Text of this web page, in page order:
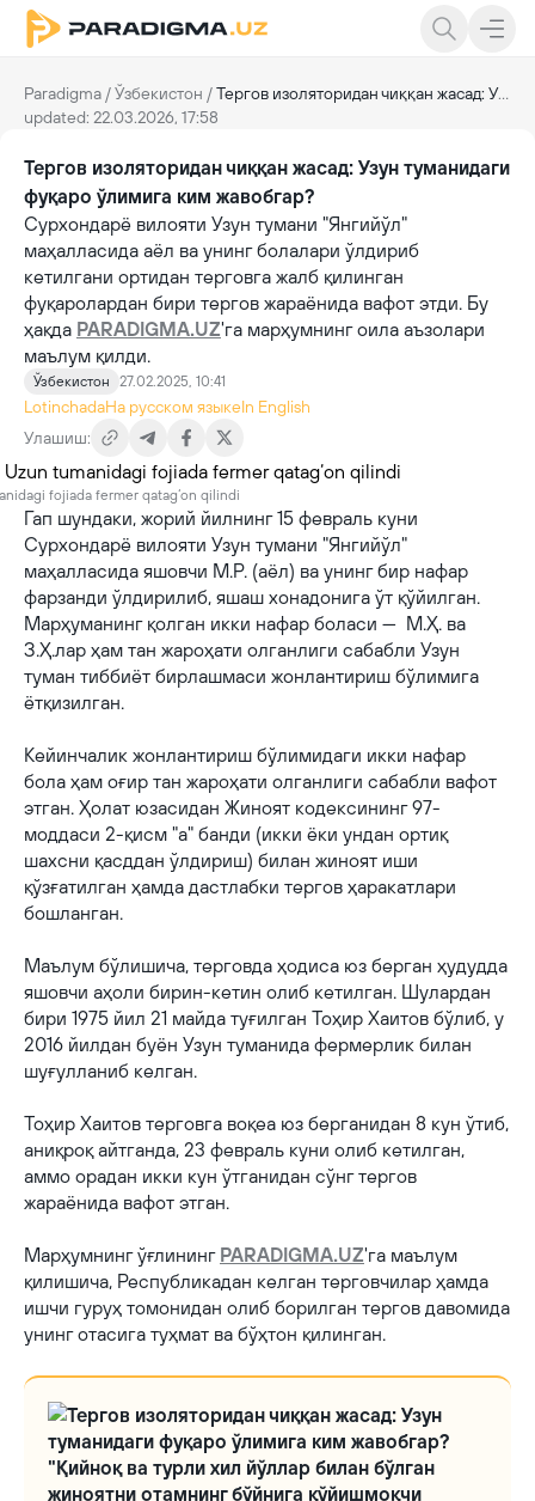
Paradigma /Ўзбекистон /Тергов изоляторидан чиққан жасад: Узун туманидаги фуқаро ўлимига ким жавобгар?
updated: 22.03.2026, 17:58
Тергов изоляторидан чиққан жасад: Узун туманидаги
фуқаро ўлимига ким жавобгар?
Сурхондарё вилояти Узун тумани "Янгийўл"
маҳалласида аёл ва унинг болалари ўлдириб
кетилгани ортидан терговга жалб қилинган
фуқаролардан бири тергов жараёнида вафот этди. Бу
ҳақда PARADIGMA.UZ'га марҳумнинг оила аъзолари
маълум қилди.
Ўзбекистон 27.02.2025, 10:41
LotinchadaНа русском языкеIn English
Улашиш:
fojiada fermer qatag‘on qilindi
Гап шундаки, жорий йилнинг 15 февраль куни
Сурхондарё вилояти Узун тумани "Янгийўл"
маҳалласида яшовчи М.Р. (аёл) ва унинг бир нафар
фарзанди ўлдирилиб, яшаш хонадонига ўт қўйилган.
Марҳуманинг қолган икки нафар боласи — М.Ҳ. ва
З.Ҳ.лар ҳам тан жароҳати олганлиги сабабли Узун
туман тиббиёт бирлашмаси жонлантириш бўлимига
ётқизилган.
Кейинчалик жонлантириш бўлимидаги икки нафар
бола ҳам оғир тан жароҳати олганлиги сабабли вафот
этган. Ҳолат юзасидан Жиноят кодексининг 97-
моддаси 2-қисм "а" банди (икки ёки ундан ортиқ
шахсни қасддан ўлдириш) билан жиноят иши
қўзғатилган ҳамда дастлабки тергов ҳаракатлари
бошланган.
Маълум бўлишича, терговда ҳодиса юз берган ҳудудда
яшовчи аҳоли бирин-кетин олиб кетилган. Шулардан
бири 1975 йил 21 майда туғилган Тоҳир Хаитов бўлиб, у
2016 йилдан буён Узун туманида фермерлик билан
шуғулланиб келган.
Тоҳир Хаитов терговга воқеа юз берганидан 8 кун ўтиб,
аниқроқ айтганда, 23 февраль куни олиб кетилган,
аммо орадан икки кун ўтганидан сўнг тергов
жараёнида вафот этган.
Марҳумнинг ўғлининг PARADIGMA.UZ'га маълум
қилишича, Республикадан келган терговчилар ҳамда
ишчи гуруҳ томонидан олиб борилган тергов давомида
унинг отасига туҳмат ва бўҳтон қилинган.
"Қийноқ ва турли хил йўллар билан бўлган
жиноятни отамнинг бўйнига қўйишмоқчи